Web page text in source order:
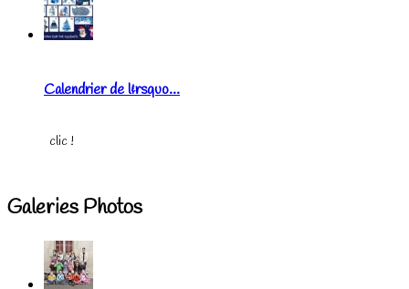
Calendrier de l&rsquo...
clic !
Galeries Photos